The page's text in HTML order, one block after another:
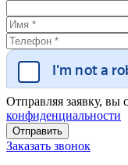
Отправляя заявку, вы
конфиденциальности
Заказать звонок